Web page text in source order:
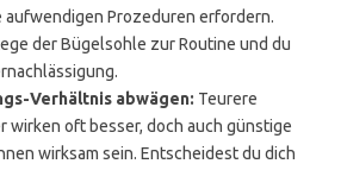
aufwendigen Prozeduren erfordern.
der Bügelsohle zur Routine und du
Verhältnis abwägen: Teurere
wirken oft besser, doch auch günstige
wirksam sein. Entscheidest du dich